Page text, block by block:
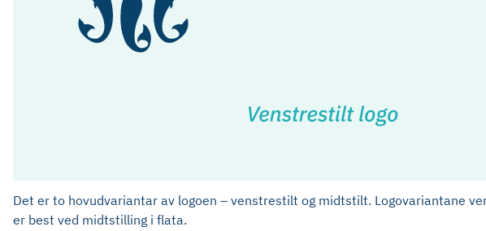
Det er to hovudvariantar av logoen – venstrestilt og midtstilt. Logovariantane
er best ved midtstilling i flata.